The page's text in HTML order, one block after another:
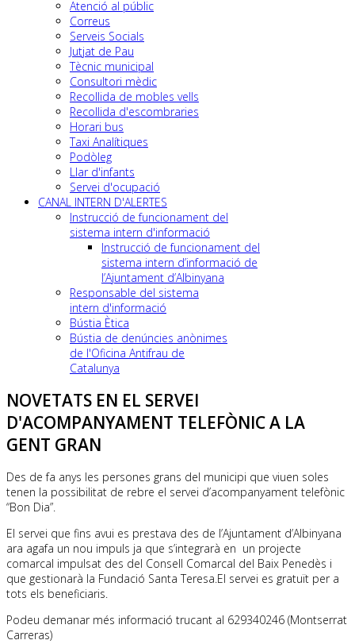
Atenció al públic
Correus
Serveis Socials
Jutjat de Pau
Tècnic municipal
Consultori mèdic
Recollida de mobles vells
Recollida d'escombraries
Horari bus
Taxi Analítiques
Podòleg
Llar d'infants
Servei d'ocupació
CANAL INTERN D'ALERTES
Instrucció de funcionament del
sistema intern d'informació
Instrucció de funcionament del
sistema intern d’informació de
l’Ajuntament d’Albinyana
Responsable del sistema
intern d'informació
Bústia Ètica
Bústia de denúncies anònimes
de l'Oficina Antifrau de
Catalunya
NOVETATS EN EL SERVEI
D'ACOMPANYAMENT TELEFÒNIC A LA
GENT GRAN
Des de fa anys les persones grans del municipi que viuen soles
tenen la possibilitat de rebre el servei d’acompanyament telefònic
“Bon Dia”.
El servei que fins avui es prestava des de l’Ajuntament d’Albinyana
ara agafa un nou impuls ja que s’integrarà en un projecte
comarcal impulsat des del Consell Comarcal del Baix Penedès i
que gestionarà la Fundació Santa Teresa.El servei es gratuït per a
tots els beneficiaris.
Podeu demanar més informació trucant al 629340246 (Montserrat
Carreras)